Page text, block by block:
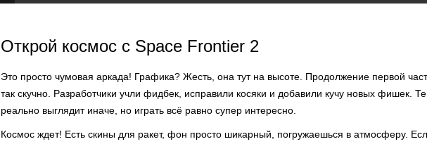
Открой космос с Space Frontier 2
Это просто чумовая аркада! Графика? Жесть, она тут на высоте. Продолжение первой
так скучно. Разработчики учли фидбек, исправили косяки и добавили кучу новых фишек.
реально выглядит иначе, но играть всё равно супер интересно.
Космос ждет! Есть скины для ракет, фон просто шикарный, погружаешься в атмосферу.